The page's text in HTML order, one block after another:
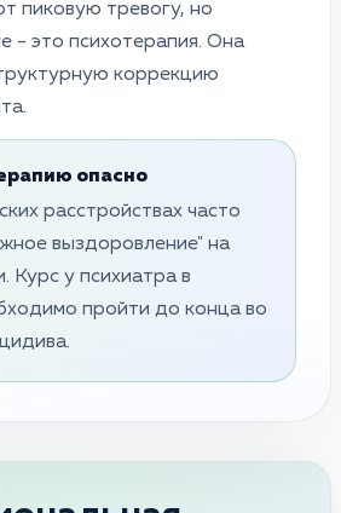
пиковую тревогу, но
- это психотерапия. Она
коррекцию
опасно
расстройствах часто
выздоровление" на
Курс у психиатра в
пройти до конца во